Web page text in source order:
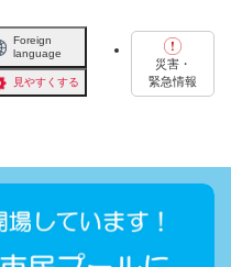
Foreign
language
見やすくする
災害・
緊急情報